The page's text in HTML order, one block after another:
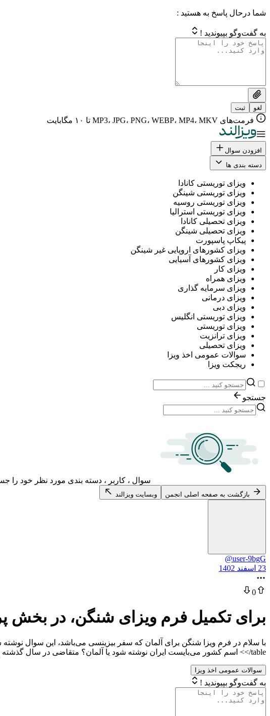
شما درحال پاسخ به هستید :
به گفت‌وگو بپیوندید !
لغو ثبت
فرمت‌های MP3، JPG، PNG، WEBP، MP4، MKV تا ۱۰ مگابایت
افزودن سوال
دسته بندی ها
ویزای توریستی کانادا
ویزای توریستی شینگن
ویزای توریستی روسیه
ویزای توریستی استرالیا
ویزای تحصیلی کانادا
ویزای تحصیلی شینگن
پیکاپ پاسپورت
ویزای کشورهای اروپایی غیر شینگن
ویزای کشورهای آسیایی
ویزای کار
ویزای همراه
ویزای سرمایه گذاری
ویزای درمانی
ویزای دبی
ویزای توریستی انگلیس
ویزای توریستی
ویزای ترانزیت
ویزای تحصیلی
سوالات عمومی اخذ ویزا
ریجکت ویزا
جستجو
سوال ، کاربر ، دسته بندی مورد نظر خود را
بازگشت به صفحه اصلی انجمن وبسایت ویزالند
@user-9bgG
23 اسفند 1402
0
برای تکمیل فرم ویزای شنگن، در بخش
</table> اسم کشور می‌بایست ایران نوشته شود یا آلمان؟ متقاضی در سال گذشته ویزای شنگن گرفته و از طریق اقدام ایشان در ایران و شرکت ویزامتریک انجام شده است.
سوالات عمومی اخذ ویزا
به گفت‌وگو بپیوندید !